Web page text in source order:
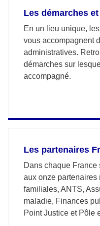
Les démarches
En un lieu unique,
vous accompagnent
administratives.
démarches sur
accompagné.
Les partenaires
Dans chaque
aux onze
familiales, ANTS,
maladie, Finances
Point Justice et Pôle